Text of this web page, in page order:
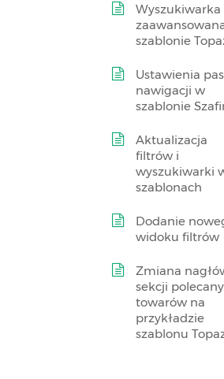
Wyszukiwarka
szablonie
Ustawienia
nawigacji w
szablonie
Aktualizacja
filtrów i
wyszukiwarki
szablonach
Dodanie
widoku filtrów
Zmiana
sekcji
towarów na
przykładzie
szablonu